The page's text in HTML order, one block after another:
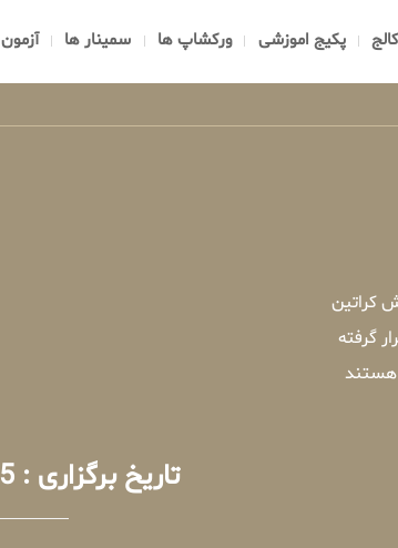
کالج پکیج اموزشی ورکشاپ ها سمینار ها آزمون
کراتین
گرفته
هستند
تاریخ برگزاری : 1405/05/15